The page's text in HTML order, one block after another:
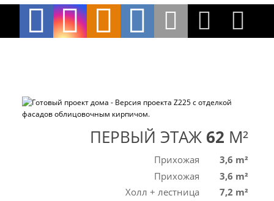
ПЕРВЫЙ ЭТАЖ 62 M²
Прихожая
3,6 m²
Прихожая
3,6 m²
Холл + лестница
7,2 m²